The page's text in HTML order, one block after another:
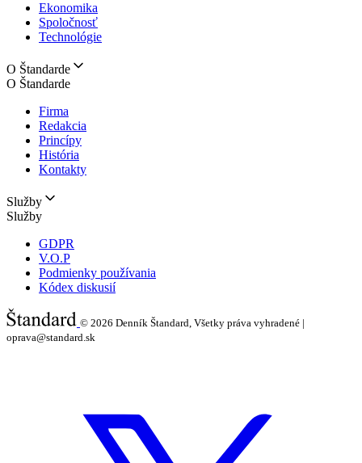
Ekonomika
Spoločnosť
Technológie
O Štandarde
O Štandarde
Firma
Redakcia
Princípy
História
Kontakty
Služby
Služby
GDPR
V.O.P
Podmienky používania
Kódex diskusií
© 2026 Denník Štandard, Všetky práva vyhradené |
oprava@standard.sk